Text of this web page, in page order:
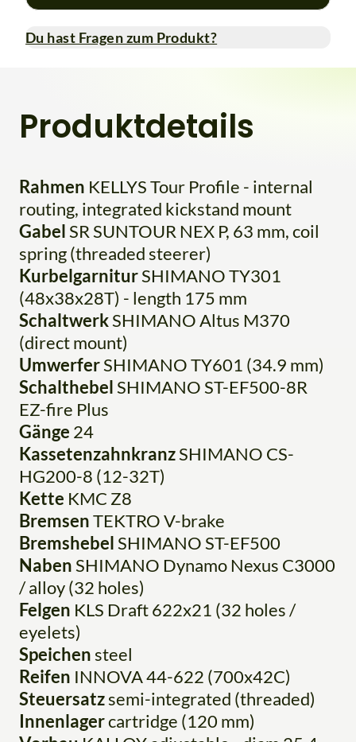
Du hast Fragen zum Produkt?
Produktdetails
Rahmen KELLYS Tour Profile - internal
routing, integrated kickstand mount
GabelSR SUNTOUR NEX P, 63 mm, coil
spring (threaded steerer)
KurbelgarniturSHIMANO TY301
(48x38x28T) - length 175 mm
SchaltwerkSHIMANO Altus M370
(direct mount)
UmwerferSHIMANO TY601 (34.9 mm)
SchalthebelSHIMANO ST-EF500-8R
EZ-fire Plus
Gänge 24
KassetenzahnkranzSHIMANO CS-
HG200-8 (12-32T)
Kette KMC Z8
BremsenTEKTRO V-brake
BremshebelSHIMANO ST-EF500
NabenSHIMANO Dynamo Nexus C3000
/ alloy (32 holes)
Felgen KLS Draft 622x21 (32 holes /
eyelets)
Speichensteel
Reifen INNOVA 44-622 (700x42C)
Steuersatzsemi-integrated (threaded)
Innenlagercartridge (120 mm)